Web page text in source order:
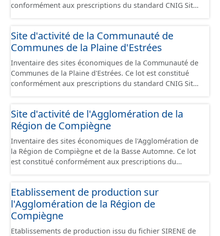
conformément aux prescriptions du standard CNIG Sites
Site d'activité de la Communauté de
Communes de la Plaine d'Estrées
Inventaire des sites économiques de la Communauté de
Communes de la Plaine d'Estrées. Ce lot est constitué
conformément aux prescriptions du standard CNIG Sites
Site d'activité de l'Agglomération de la
Région de Compiègne
Inventaire des sites économiques de l'Agglomération de
la Région de Compiègne et de la Basse Automne. Ce lot
est constitué conformément aux prescriptions du
Etablissement de production sur
l'Agglomération de la Région de
Compiègne
Etablissements de production issu du fichier SIRENE de